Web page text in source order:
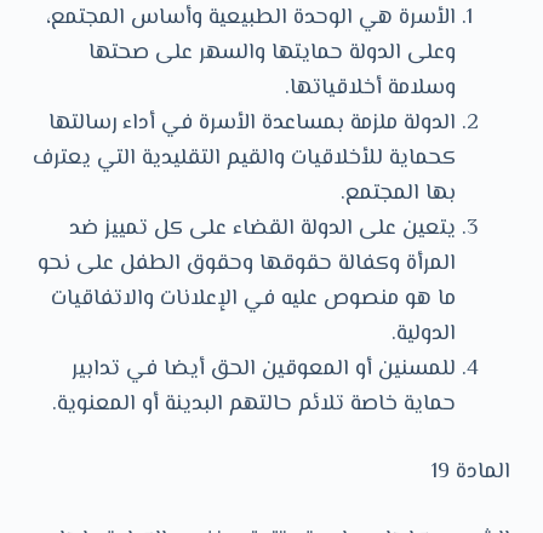
الأسرة هي الوحدة الطبيعية وأساس المجتمع،
وعلى الدولة حمايتها والسهر على صحتها
وسلامة أخلاقياتها.
الدولة ملزمة بمساعدة الأسرة في أداء رسالتها
كحماية للأخلاقيات والقيم التقليدية التي يعترف
بها المجتمع.
يتعين على الدولة القضاء على كل تمييز ضد
المرأة وكفالة حقوقها وحقوق الطفل على نحو
ما هو منصوص عليه في الإعلانات والاتفاقيات
الدولية.
للمسنين أو المعوقين الحق أيضا في تدابير
حماية خاصة تلائم حالتهم البدينة أو المعنوية.
المادة 19